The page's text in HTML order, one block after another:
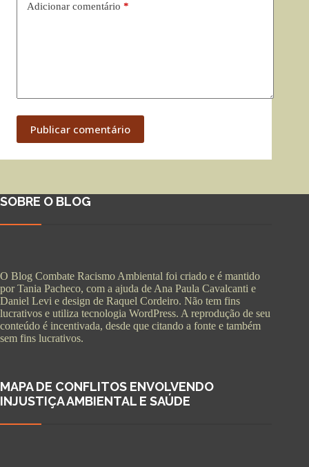
Adicionar comentário *
Publicar comentário
SOBRE O BLOG
O Blog Combate Racismo Ambiental foi criado e é mantido
por Tania Pacheco, com a ajuda de Ana Paula Cavalcanti e
Daniel Levi e design de Raquel Cordeiro. Não tem fins
lucrativos e utiliza tecnologia WordPress. A reprodução de seu
conteúdo é incentivada, desde que citando a fonte e também
sem fins lucrativos.
MAPA DE CONFLITOS ENVOLVENDO
INJUSTIÇA AMBIENTAL E SAÚDE